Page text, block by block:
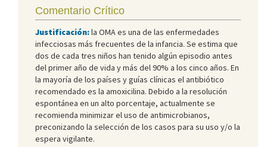
Comentario Crítico
Justificación:la OMA es una de las enfermedades
infecciosas más frecuentes de la infancia. Se estima que
dos de cada tres niños han tenido algún episodio antes
del primer año de vida y más del 90% a los cinco años. En
la mayoría de los países y guías clínicas el antibiótico
recomendado es la amoxicilina. Debido a la resolución
espontánea en un alto porcentaje, actualmente se
recomienda minimizar el uso de antimicrobianos,
preconizando la selección de los casos para su uso y/o la
espera vigilante.